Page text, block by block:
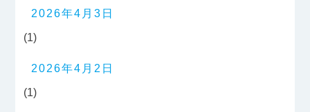
2026年4月3日
(1)
2026年4月2日
(1)